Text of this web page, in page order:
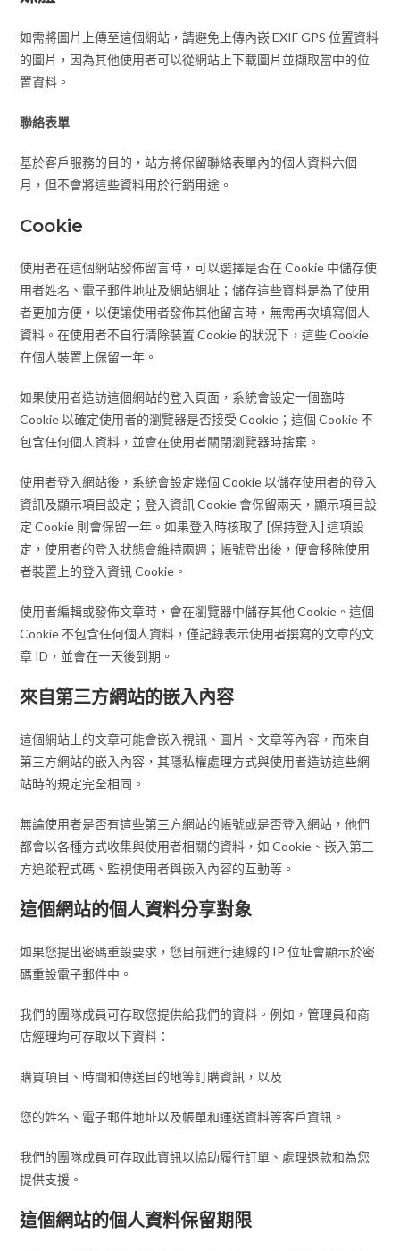
如需將圖片上傳至這個網站，請避免上傳內嵌 EXIF GPS 位置資料
的圖片，因為其他使用者可以從網站上下載圖片並擷取當中的位
置資料。
聯絡表單
基於客戶服務的目的，站方將保留聯絡表單內的個人資料六個
月，但不會將這些資料用於行銷用途。
Cookie
使用者在這個網站發佈留言時，可以選擇是否在 Cookie 中儲存使
用者姓名、電子郵件地址及網站網址；儲存這些資料是為了使用
者更加方便，以便讓使用者發佈其他留言時，無需再次填寫個人
資料。在使用者不自行清除裝置 Cookie 的狀況下，這些 Cookie
在個人裝置上保留一年。
如果使用者造訪這個網站的登入頁面，系統會設定一個臨時
Cookie 以確定使用者的瀏覽器是否接受 Cookie；這個 Cookie 不
包含任何個人資料，並會在使用者關閉瀏覽器時捨棄。
使用者登入網站後，系統會設定幾個 Cookie 以儲存使用者的登入
資訊及顯示項目設定；登入資訊 Cookie 會保留兩天，顯示項目設
定 Cookie 則會保留一年。如果登入時核取了 [保持登入] 這項設
定，使用者的登入狀態會維持兩週；帳號登出後，便會移除使用
者裝置上的登入資訊 Cookie。
使用者編輯或發佈文章時，會在瀏覽器中儲存其他 Cookie。這個
Cookie 不包含任何個人資料，僅記錄表示使用者撰寫的文章的文
章 ID，並會在一天後到期。
來自第三方網站的嵌入內容
這個網站上的文章可能會嵌入視訊、圖片、文章等內容，而來自
第三方網站的嵌入內容，其隱私權處理方式與使用者造訪這些網
站時的規定完全相同。
無論使用者是否有這些第三方網站的帳號或是否登入網站，他們
都會以各種方式收集與使用者相關的資料，如 Cookie、嵌入第三
方追蹤程式碼、監視使用者與嵌入內容的互動等。
這個網站的個人資料分享對象
如果您提出密碼重設要求，您目前進行連線的 IP 位址會顯示於密
碼重設電子郵件中。
我們的團隊成員可存取您提供給我們的資料。例如，管理員和商
店經理均可存取以下資料：
購買項目、時間和傳送目的地等訂購資訊，以及
您的姓名、電子郵件地址以及帳單和運送資料等客戶資訊。
我們的團隊成員可存取此資訊以協助履行訂單、處理退款和為您
提供支援。
這個網站的個人資料保留期限